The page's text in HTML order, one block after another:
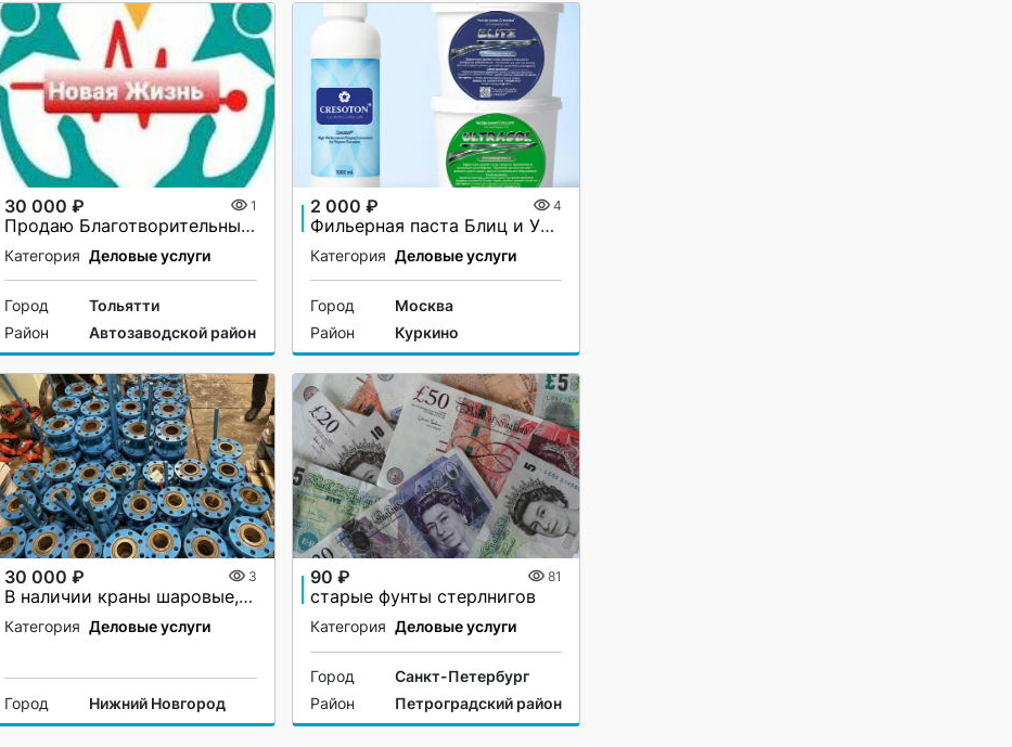
30 000 ₽ 1
Продаю Благотворительный Фонд
Категория Деловые услуги
Город
Тольятти
Район
Автозаводской район
2 000 ₽ 4
Фильерная паста Блиц и Ультразол
Категория Деловые услуги
Город
Москва
Район
Куркино
30 000 ₽ 3
В наличии краны шаровые,сталь 20
Категория Деловые услуги
Город Нижний Новгород
90 ₽ 81
старые фунты стерлнигов
Категория Деловые услуги
Город
Санкт-Петербург
Район
Петроградский район